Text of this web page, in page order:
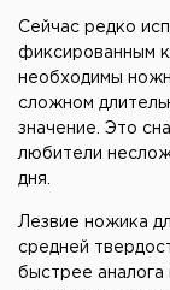
Сейчас редко
фиксированным
необходимы
сложном
значение. Это
любители
дня.
Лезвие ножика
средней
быстрее аналога